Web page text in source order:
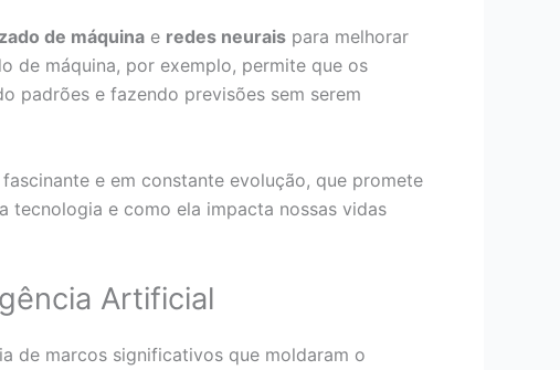
de máquina e redes neurais para melhorar
de máquina, por exemplo, permite que os
padrões e fazendo previsões sem serem
e em constante evolução, que promete
tecnologia e como ela impacta nossas vidas
Artificial
de marcos significativos que moldaram o